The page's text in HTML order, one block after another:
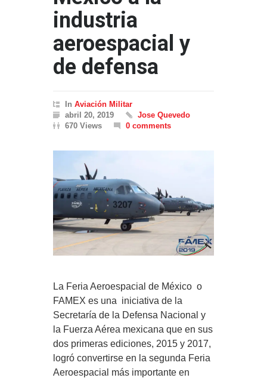
industria
aeroespacial y
de defensa
In Aviación Militar
abril 20, 2019
Jose Quevedo
670 Views
0 comments
La Feria Aeroespacial de México o
FAMEX es una iniciativa de la
Secretaría de la Defensa Nacional y
la Fuerza Aérea mexicana que en sus
dos primeras ediciones, 2015 y 2017,
logró convertirse en la segunda Feria
Aeroespacial más importante en